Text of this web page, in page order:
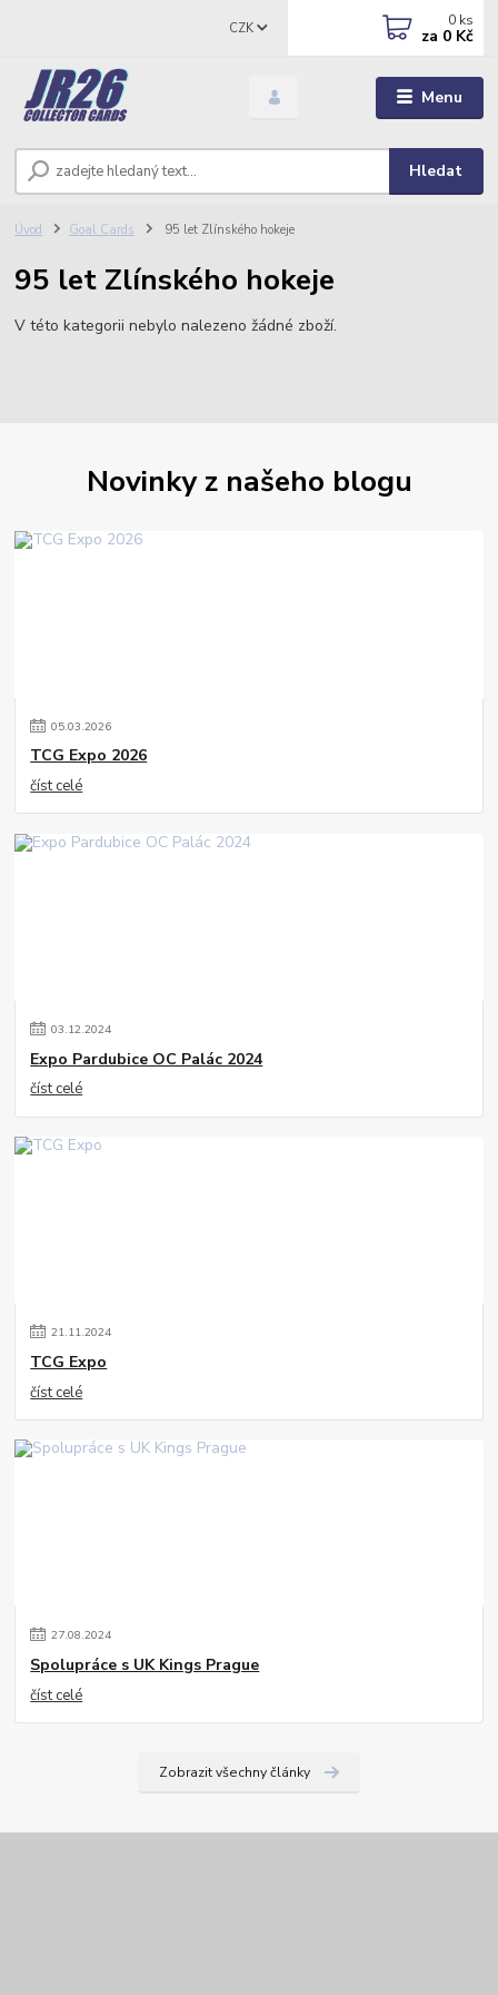
Menu
CZK
Hledat
0 ks
za 0 Kč
Úvod Goal Cards 95 let Zlínského hokeje
95 let Zlínského hokeje
V této kategorii nebylo nalezeno žádné zboží.
Novinky z našeho blogu
05.03.2026
TCG Expo 2026
číst celé
03.12.2024
Expo Pardubice OC Palác 2024
číst celé
21.11.2024
TCG Expo
číst celé
27.08.2024
Spolupráce s UK Kings Prague
číst celé
Zobrazit všechny články